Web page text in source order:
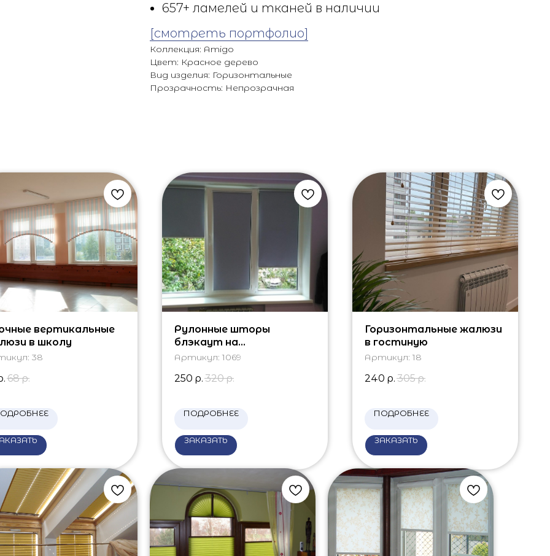
657+ ламелей и тканей в наличии
[смотреть портфолио]
Коллекция: Amigo
Цвет: Красное дерево
Вид изделия: Горизонтальные
Прозрачность: Непрозрачная
вертикальные
в школу
38
68 р.
Рулонные шторы
блэкаут на
трехстворчатое окно
Артикул: 1069
250 р. 320 р.
ПОДРОБНЕЕ
ЗАКАЗАТЬ
Горизонтальные жалюзи
в гостиную
Артикул: 18
240 р. 305 р.
ПОДРОБНЕЕ
ЗАКАЗАТЬ